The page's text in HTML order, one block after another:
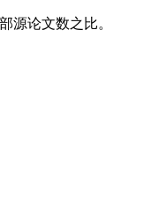
源论文数之比。